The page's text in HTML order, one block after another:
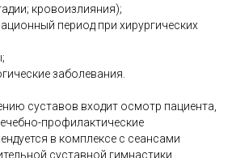
кровоизлияния);
период при хирургических
заболевания.
суставов входит осмотр пациента,
профилактические
в комплексе с сеансами
суставной гимнастики,